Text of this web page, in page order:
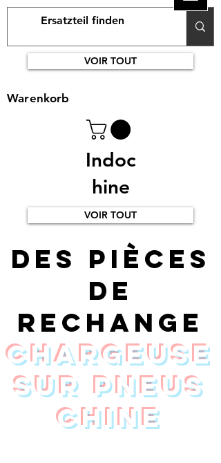
VOIR TOUT
Indoc
hine
Warenkorb
Des pièces
de
rechange
chargeuse
sur pneus
Chine
VOIR TOUT